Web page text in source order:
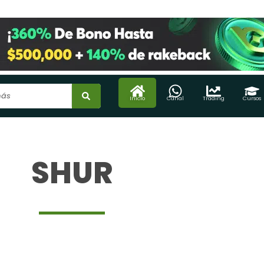
Inicio Canal Trading Cursos
SHUR